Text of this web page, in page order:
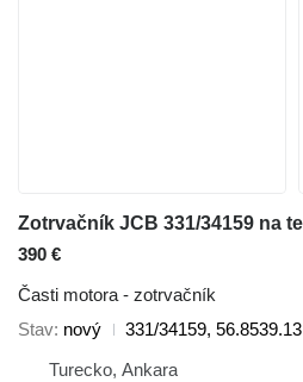
390 €
Časti motora - zotrvačník
Stav nový
331/34159, 56.8539.13
Turecko, Ankara